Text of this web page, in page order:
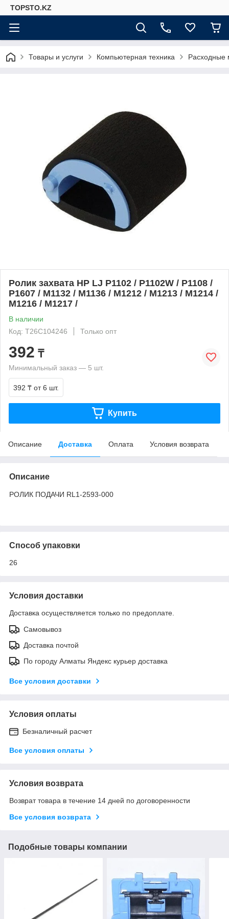
TOPSTO.KZ
Товары и услуги Компьютерная техника Расходные
Ролик захвата HP LJ P1102 / P1102W / P1108 /
P1607 / M1132 / M1136 / M1212 / M1213 / M1214 /
M1216 / M1217 /
В наличии
Код: T26C104246
Только опт
392 ₸
Минимальный заказ — 5 шт.
392 ₸ от 6 шт.
Купить
Описание Доставка Оплата Условия возврата
Описание
РОЛИК ПОДАЧИ RL1-2593-000
Способ упаковки
26
Условия доставки
Доставка осуществляется только по предоплате.
Самовывоз
Доставка почтой
По городу Алматы Яндекс курьер доставка
Все условия доставки
Условия оплаты
Безналичный расчет
Все условия оплаты
Условия возврата
Возврат товара в течение 14 дней по договоренности
Все условия возврата
Подобные товары компании